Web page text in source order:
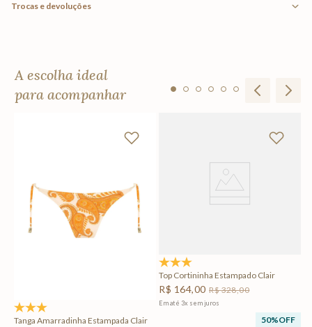
Trocas e devoluções
A escolha ideal
para acompanhar
Tanga Amarradinha Estampada Clair
Top Cortininha Estampado Clair
R$ 164,00 R$328,00
Em até 3x sem juros
50%OFF